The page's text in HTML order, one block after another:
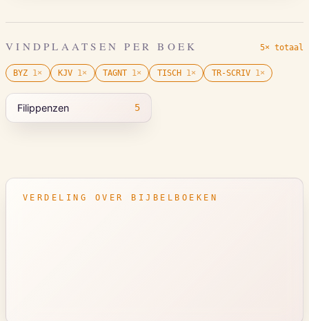
VINDPLAATSEN PER BOEK 5× totaal
BYZ 1 × KJV 1 × TAGNT 1 × TISCH 1 × TR-SCRIV 1 ×
Filippenzen 5
VERDELING OVER BIJBELBOEKEN